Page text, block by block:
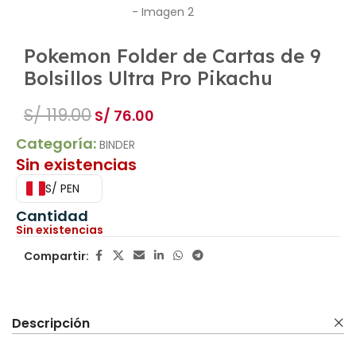
Pokemon Folder de Cartas de 9
Bolsillos Ultra Pro Pikachu
S/119.00 S/ 76.00
Categoría: BINDER
Sin existencias
S/ PEN
Cantidad
Sin existencias
Compartir:
Descripción